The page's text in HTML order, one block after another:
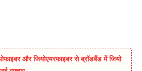
और जियोएयरफाइबर से ब्रॉडबैंड में जियो